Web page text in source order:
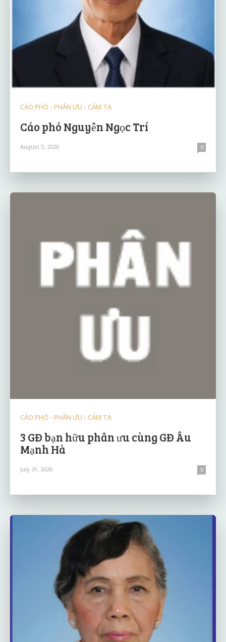
CÁO PHÓ - PHÂN ƯU - CẢM TẠ
Cáo phó Nguyễn Ngọc Trí
August 5, 2026 0
CÁO PHÓ - PHÂN ƯU - CẢM TẠ
3 GĐ bạn hữu phân ưu cùng GĐ Âu
Mạnh Hà
July 31, 2026 0